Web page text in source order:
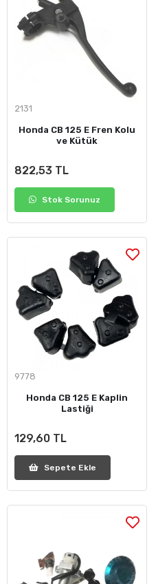
2131
Honda CB 125 E Fren Kolu
ve Kütük
822,53 TL
Stok Sorunuz
9778
Honda CB 125 E Kaplin
Lastiği
129,60 TL
Sepete Ekle